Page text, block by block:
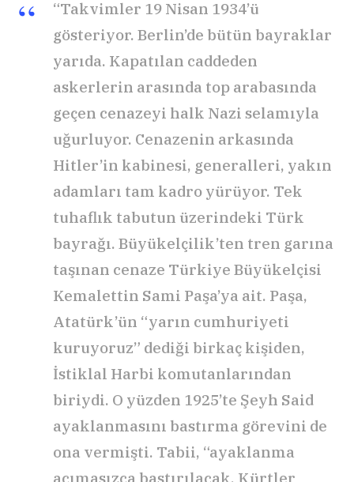
“Takvimler 19 Nisan 1934’ü
gösteriyor. Berlin’de bütün bayraklar
yarıda. Kapatılan caddeden
askerlerin arasında top arabasında
geçen cenazeyi halk Nazi selamıyla
uğurluyor. Cenazenin arkasında
Hitler’in kabinesi, generalleri, yakın
adamları tam kadro yürüyor. Tek
tuhaflık tabutun üzerindeki Türk
bayrağı. Büyükelçilik’ten tren garına
taşınan cenaze Türkiye Büyükelçisi
Kemalettin Sami Paşa’ya ait. Paşa,
Atatürk’ün “yarın cumhuriyeti
kuruyoruz” dediği birkaç kişiden,
İstiklal Harbi komutanlarından
biriydi. O yüzden 1925’te Şeyh Said
ayaklanmasını bastırma görevini de
ona vermişti. Tabii, “ayaklanma
acımasızca bastırılacak, Kürtler